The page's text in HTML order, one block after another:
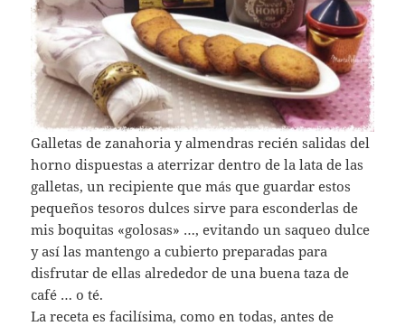
Galletas de zanahoria y almendras recién salidas del
horno dispuestas a aterrizar dentro de la lata de las
galletas, un recipiente que más que guardar estos
pequeños tesoros dulces sirve para esconderlas de
mis boquitas «golosas» …, evitando un saqueo dulce
y así las mantengo a cubierto preparadas para
disfrutar de ellas alrededor de una buena taza de
café … o té.
La receta es facilísima, como en todas, antes de